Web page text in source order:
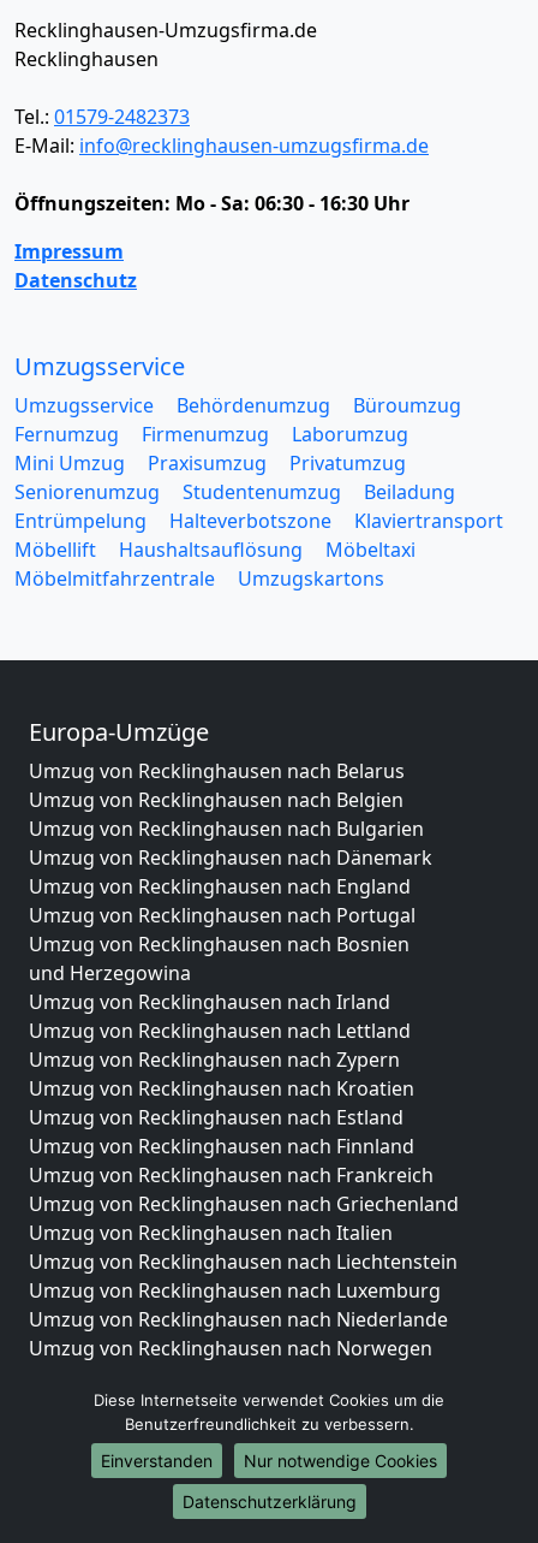
Recklinghausen-Umzugsfirma.de
Recklinghausen
Tel.: 01579-2482373
E-Mail: info@recklinghausen-umzugsfirma.de
Öffnungszeiten: Mo - Sa: 06:30 - 16:30 Uhr
Impressum
Datenschutz
Umzugsservice
Umzugsservice Behördenumzug
Büroumzug
Fernumzug
Firmenumzug
Laborumzug
Mini Umzug
Praxisumzug
Privatumzug
Seniorenumzug
Studentenumzug
Beiladung
Entrümpelung
Halteverbotszone
Klaviertransport
Möbellift
Haushaltsauflösung
Möbeltaxi
Möbelmitfahrzentrale
Umzugskartons
Europa-Umzüge
Umzug von Recklinghausen nach Belarus
Umzug von Recklinghausen nach Belgien
Umzug von Recklinghausen nach Bulgarien
Umzug von Recklinghausen nach Dänemark
Umzug von Recklinghausen nach England
Umzug von Recklinghausen nach Portugal
Umzug von Recklinghausen nach Bosnien
und Herzegowina
Umzug von Recklinghausen nach Irland
Umzug von Recklinghausen nach Lettland
Umzug von Recklinghausen nach Zypern
Umzug von Recklinghausen nach Kroatien
Umzug von Recklinghausen nach Estland
Umzug von Recklinghausen nach Finnland
Umzug von Recklinghausen nach Frankreich
Umzug von Recklinghausen nach Griechenland
Umzug von Recklinghausen nach Italien
Umzug von Recklinghausen nach Liechtenstein
Umzug von Recklinghausen nach Luxemburg
Umzug von Recklinghausen nach Niederlande
Umzug von Recklinghausen nach Norwegen
Umzüge-Deutschlandweit
Umzug von Recklinghausen nach Berlin
Umzug von Recklinghausen nach Hamburg
Umzug von Recklinghausen nach München
Umzug von Recklinghausen nach Köln
Diese Internetseite verwendet Cookies um die
Benutzerfreundlichkeit zu verbessern.
Einverstanden
Nur notwendige Cookies
Datenschutzerklärung